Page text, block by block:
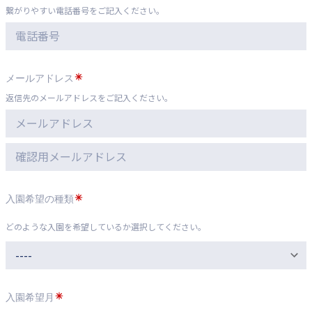
繋がりやすい電話番号をご記入ください。
メールアドレス
返信先のメールアドレスをご記入ください。
入園希望の種類
どのような入園を希望しているか選択してください。
入園希望月